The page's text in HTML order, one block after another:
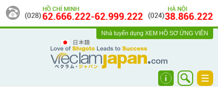
日本語
Nhà tuyển dụng XEM HỒ SƠ ỨNG VIÊN